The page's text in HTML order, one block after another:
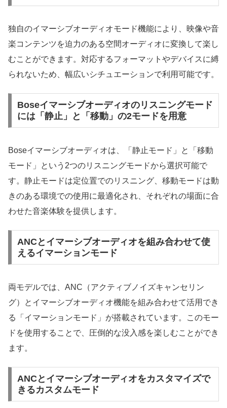
独自のイマーシブオーディオモード機能により、映像や音
楽コンテンツを迫力のある空間オーディオに変換して楽し
むことができます。対応するフォーマットやデバイスに縛
られないため、幅広いシチュエーションで利用可能です。
Boseイマーシブオーディオのリスニングモード
には「静止」と「移動」の2モードを用意
Boseイマーシブオーディオは、「静止モード」と「移動
モード」という2つのリスニングモードから選択可能で
す。静止モードは定位置でのリスニング、移動モードは動
きのある環境での使用に最適化され、それぞれの場面に合
わせた音楽体験を提供します。
ANCとイマーシブオーディオを組み合わせて使
えるイマーションモード
両モデルでは、ANC（アクティブノイズキャンセリン
グ）とイマーシブオーディオ機能を組み合わせて活用でき
る「イマーションモード」が搭載されています。このモー
ドを使用することで、圧倒的な没入感を楽しむことができ
ます。
ANCとイマーシブオーディオをカスタマイズで
きるカスタムモード